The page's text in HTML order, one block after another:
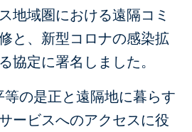
地域圏における遠隔コミ
と、新型コロナの感染拡
協定に署名しました。
等の是正と遠隔地に暮らす
ービスへのアクセスに役